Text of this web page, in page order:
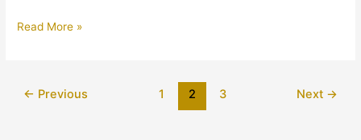
Retrato
foi
Read More »
← Previous 1 2 3 Next →